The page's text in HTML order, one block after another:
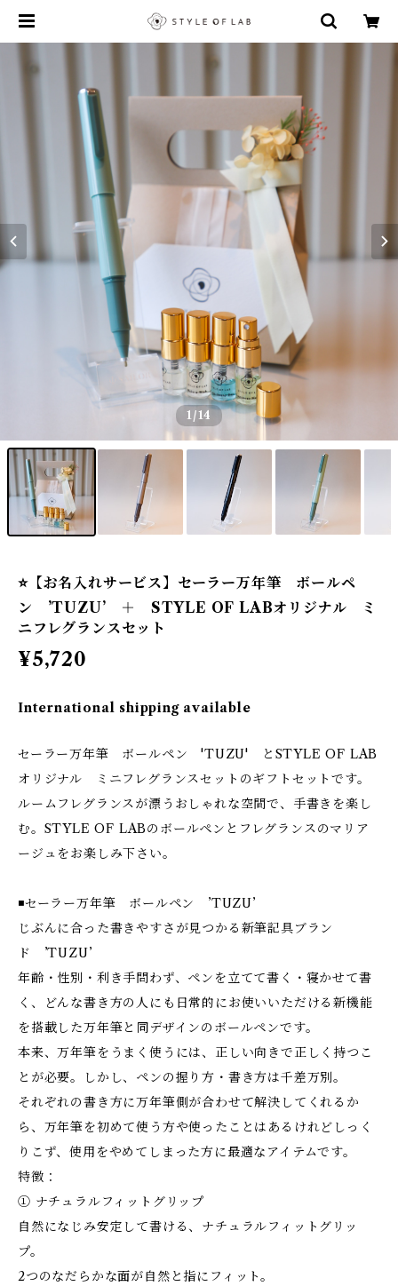
1/14
⭐️【お名入れサービス】セーラー万年筆 ボールペ
ン ’TUZU’ ＋ STYLE OF LABオリジナル ミ
ニフレグランスセット
¥5,720
International shipping available
セーラー万年筆 ボールペン 'TUZU' とSTYLE OF LAB
オリジナル ミニフレグランスセットのギフトセットです。
ルームフレグランスが漂うおしゃれな空間で、手書きを楽し
む。STYLE OF LABのボールペンとフレグランスのマリア
ージュをお楽しみ下さい。
◾️セーラー万年筆 ボールペン ’TUZU’
じぶんに合った書きやすさが見つかる新筆記具ブラン
ド ’TUZU’
年齢・性別・利き手問わず、ペンを立てて書く・寝かせて書
く、どんな書き方の人にも日常的にお使いいただける新機能
を搭載した万年筆と同デザインのボールペンです。
本来、万年筆をうまく使うには、正しい向きで正しく持つこ
とが必要。しかし、ペンの握り方・書き方は千差万別。
それぞれの書き方に万年筆側が合わせて解決してくれるか
ら、万年筆を初めて使う方や使ったことはあるけれどしっく
りこず、使用をやめてしまった方に最適なアイテムです。
特徴：
① ナチュラルフィットグリップ
自然になじみ安定して書ける、ナチュラルフィットグリッ
プ。
2つのなだらかな面が自然と指にフィット。